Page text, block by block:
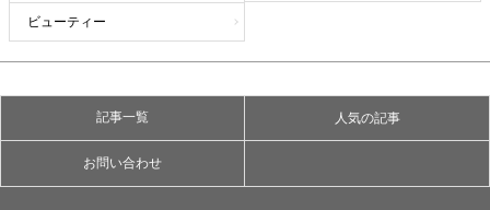
ビューティー
記事一覧 人気の記事
お問い合わせ